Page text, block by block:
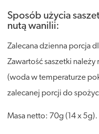
Sposób użycia
nutą wanilii:
Zalecana dzienna porcja
Zawartość saszetki
(woda w temperaturze
zalecanej porcji do
Masa netto: 70g (14 x 5g).